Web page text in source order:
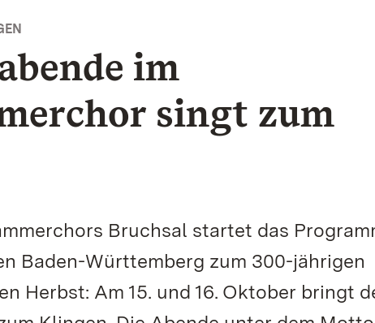
im
singt zum
Bruchsal startet das
Baden-Württemberg zum 300-jährigen
Herbst: Am 15. und 16. Oktober bringt